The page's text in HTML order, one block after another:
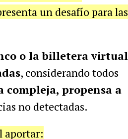
un desafío para las
o la billetera virtual
, considerando todos
compleja, propensa a
no detectadas.
aportar: